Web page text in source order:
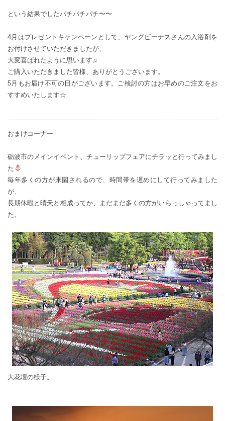
という結果でしたパチパチパチ〜〜
4月はプレゼントキャンペーンとして、ヤングビーナスさんの入浴剤を
お付けさせていただきましたが、
大変喜ばれたように思います♫
ご購入いただきました皆様、ありがとうございます。
5月もお届け不可の日がございます。ご検討の方はお早めのご注文をお
すすめいたします☆
おまけコーナー
砺波市のメインイベント、チューリップフェアにチラッと行ってみまし
た
毎年多くの方が来園されるので、時間帯を遅めにして行ってみました
が、
長期休暇と晴天と相成ってか、まだまだ多くの方がいらっしゃってまし
た。
大花壇の様子。